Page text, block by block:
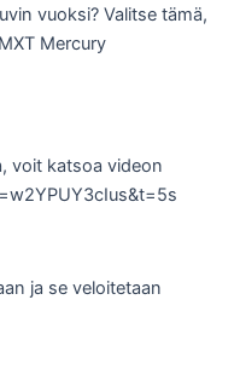
vuoksi? Valitse tämä,
Mercury
voit katsoa videon
ja se veloitetaan